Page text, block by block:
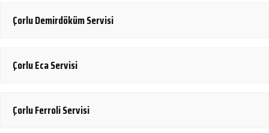
Çorlu Demirdöküm Servisi
Çorlu Eca Servisi
Çorlu Ferroli Servisi